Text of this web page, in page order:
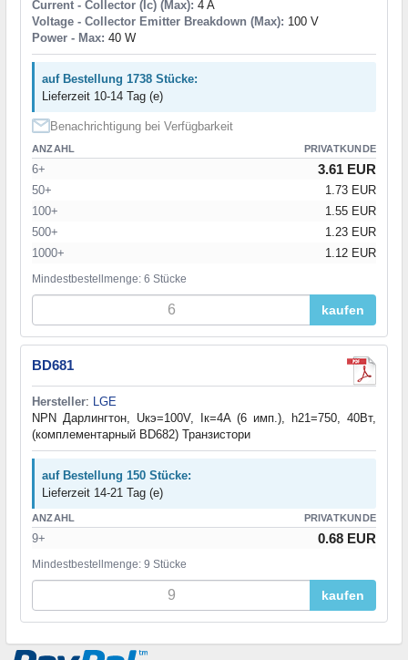
Current - Collector (Ic) (Max): 4 A
Voltage - Collector Emitter Breakdown (Max): 100 V
Power - Max: 40 W
auf Bestellung 1738 Stücke:
Lieferzeit 10-14 Tag (e)
Benachrichtigung bei Verfügbarkeit
ANZAHL PRIVATKUNDE
6+ 3.61 EUR
50+
1.73 EUR
100+
1.55 EUR
500+
1.23 EUR
1000+
1.12 EUR
Mindestbestellmenge: 6 Stücke
kaufen
BD681
Hersteller: LGE
NPN Дарлингтон, Uкэ=100V, Iк=4A (6 имп.), h21=750, 40Вт,
(комплементарный BD682) Транзистори
auf Bestellung 150 Stücke:
Lieferzeit 14-21 Tag (e)
ANZAHL PRIVATKUNDE
9+ 0.68 EUR
Mindestbestellmenge: 9 Stücke
kaufen